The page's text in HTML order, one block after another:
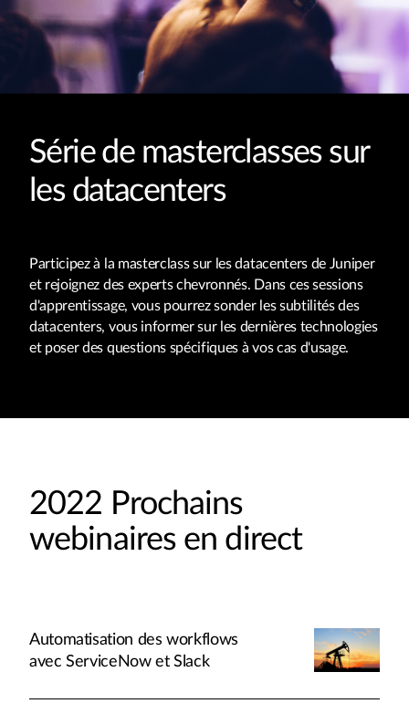
Série de masterclasses sur
les datacenters
Participez à la masterclass sur les datacenters de Juniper
et rejoignez des experts chevronnés. Dans ces sessions
d'apprentissage, vous pourrez sonder les subtilités des
datacenters, vous informer sur les dernières technologies
et poser des questions spécifiques à vos cas d'usage.
2022 Prochains
webinaires en direct
Automatisation des workflows
avec ServiceNow et Slack